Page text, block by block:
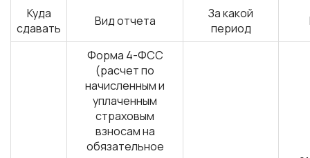
Куда
сдавать
Вид отчета
За какой
период
Форма 4-ФСС
(расчет по
начисленным и
уплаченным
страховым
взносам на
обязательное